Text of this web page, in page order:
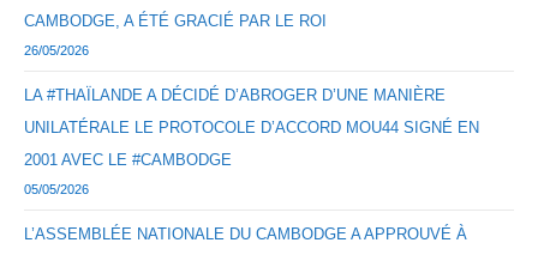
CAMBODGE, A ÉTÉ GRACIÉ PAR LE ROI
26/05/2026
LA #THAÏLANDE A DÉCIDÉ D’ABROGER D’UNE MANIÈRE
UNILATÉRALE LE PROTOCOLE D’ACCORD MOU44 SIGNÉ EN
2001 AVEC LE #CAMBODGE
05/05/2026
L’ASSEMBLÉE NATIONALE DU CAMBODGE A APPROUVÉ À